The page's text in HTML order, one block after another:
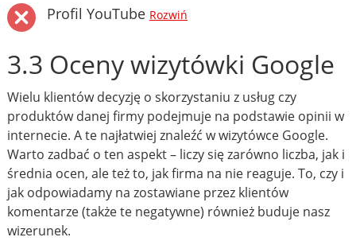
Profil YouTube Rozwiń
3.3 Oceny wizytówki Google
Wielu klientów decyzję o skorzystaniu z usług czy
produktów danej firmy podejmuje na podstawie opinii w
internecie. A te najłatwiej znaleźć w wizytówce Google.
Warto zadbać o ten aspekt – liczy się zarówno liczba, jak i
średnia ocen, ale też to, jak firma na nie reaguje. To, czy i
jak odpowiadamy na zostawiane przez klientów
komentarze (także te negatywne) również buduje nasz
wizerunek.